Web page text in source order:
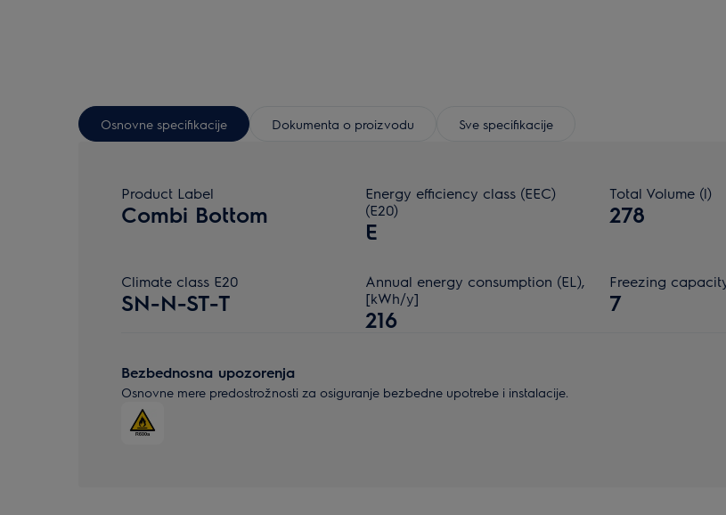
Osnovne specifikacije Dokumenta o proizvodu Sve specifikacije
Product Label
Combi Bottom
Energy efficiency class (EEC)
(E20)
E
Total Volume (l)
278
Climate class E20
SN-N-ST-T
Annual energy consumption (EL),
[kWh/y]
216
Freezing
7
Bezbednosna upozorenja
Osnovne mere predostrožnosti za osiguranje bezbedne upotrebe i instalacije.